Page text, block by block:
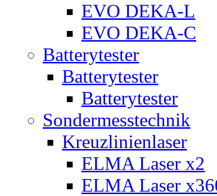
EVO DEKA-L
EVO DEKA-C
Batterytester
Batterytester
Batterytester
Sondermesstechnik
Kreuzlinienlaser
ELMA Laser x2
ELMA Laser